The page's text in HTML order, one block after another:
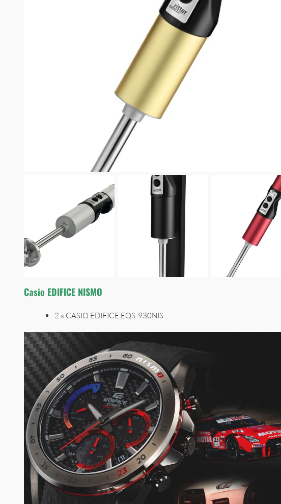
Casio EDIFICE NISMO
2 x CASIO EDIFICE EQS-930NIS